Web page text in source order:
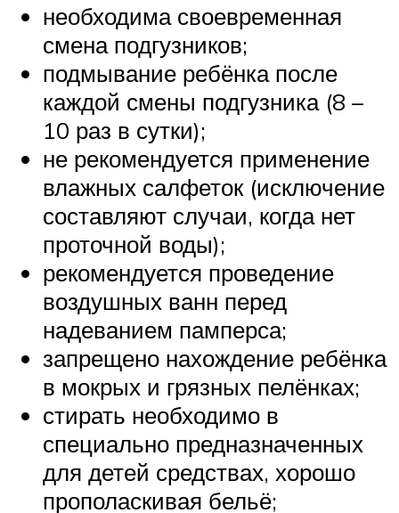
необходима своевременная
смена подгузников;
подмывание ребёнка после
каждой смены подгузника (8 –
10 раз в сутки);
не рекомендуется применение
влажных салфеток (исключение
составляют случаи, когда нет
проточной воды);
рекомендуется проведение
воздушных ванн перед
надеванием памперса;
запрещено нахождение ребёнка
в мокрых и грязных пелёнках;
стирать необходимо в
специально предназначенных
для детей средствах, хорошо
прополаскивая бельё;